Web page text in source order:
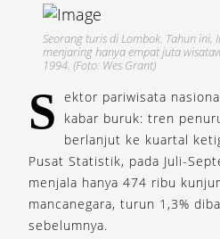
Seorang turis di Lombok. Tahun ini,
menjaring hanya empat juta
1994. (Foto: Wes Grant)
S ektor pariwisata
kabar buruk: tren
berlanjut ke kuartal
Pusat Statistik, pada Juli-
menjala hanya 474 ribu
mancanegara, turun 1,3%
sebelumnya.